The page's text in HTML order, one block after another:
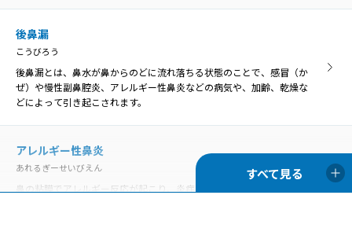
いんこうとうえん
口腔や鼻腔の奥にある咽頭と、首の真ん中あたりにある喉頭の両方で
炎症が起きることを咽喉頭炎といいます。
歯周病は、歯の周囲にプラーク（細菌の塊）が付着することが原因と
なって、歯茎に炎症が起きて赤くなったり、歯を支える骨が溶けて歯
がぐらぐらしたりする病気です。
いんこうとうえん
口腔や鼻腔の奥にある咽頭と、首の真ん中あたりにある喉頭の両方で
炎症が起きることを咽喉頭炎といいます。
声帯麻痺
せいたいまひ
声帯の動きを司っている「反回神経」に麻痺がおこり、声帯の動きが
悪くなる状態です。
声帯萎縮
後鼻漏
こうびろう
後鼻漏とは、鼻水が鼻からのどに流れ落ちる状態のことで、感冒（か
ぜ）や慢性副鼻腔炎、アレルギー性鼻炎などの病気や、加齢、乾燥な
どによって引き起こされます。
アレルギー性鼻炎
あれるぎーせいびえん
鼻の粘膜でアレルギー反応が起こり、炎症を生じる病気です。通年性